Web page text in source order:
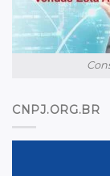
CNPJ.ORG.BR